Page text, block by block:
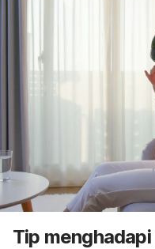
Tip menghadapi